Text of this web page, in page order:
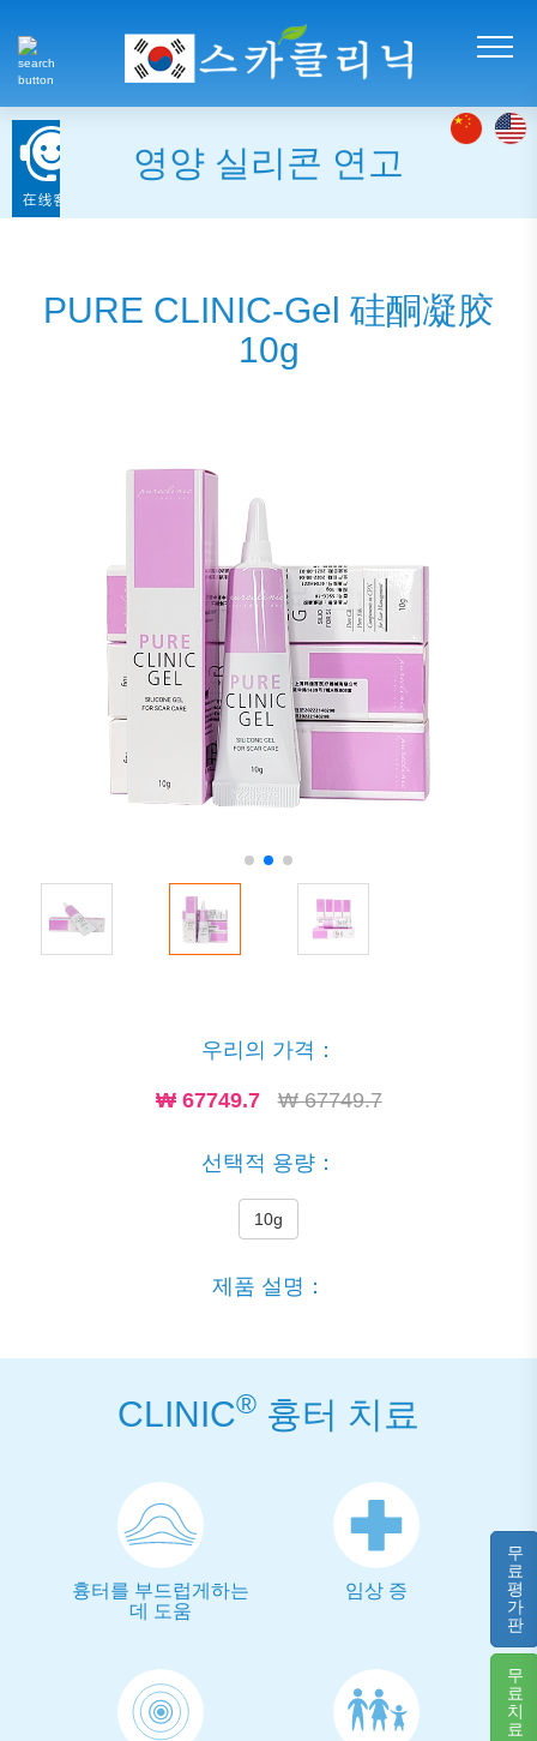
영양 실리콘 연고
PURE CLINIC-Gel 硅酮凝胶
10g
우리의 가격：
₩ 67749.7 ₩ 67749.7
선택적 용량：
10g
제품 설명：
CLINIC® 흉터 치료
흉터를 부드럽게하는
데 도움
임상 증
무
료
평
가
판
무
료
치
료